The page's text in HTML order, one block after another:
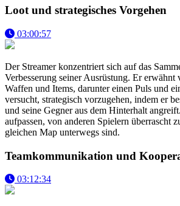
Loot und strategisches Vorgehen
03:00:57
Der Streamer konzentriert sich auf das
Verbesserung seiner Ausrüstung. Er erwähnt
Waffen und Items, darunter einen Puls und
versucht, strategisch vorzugehen, indem er
und seine Gegner aus dem Hinterhalt
aufpassen, von anderen Spielern überrascht
gleichen Map unterwegs sind.
Teamkommunikation und
03:12:34